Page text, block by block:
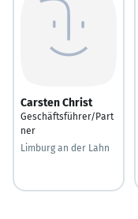
Carsten Christ
Geschäftsführer/Part
ner
Limburg an der Lahn